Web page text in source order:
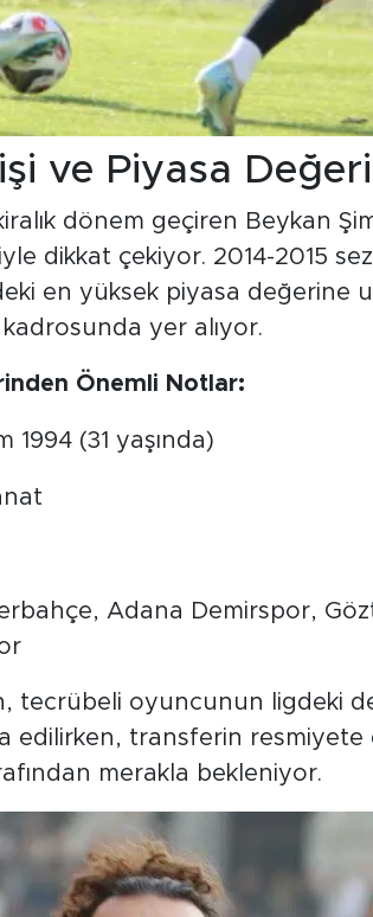
ve Piyasa Değeri
dönem geçiren Beykan
dikkat çekiyor. 2014-2015
en yüksek piyasa değerine
yer alıyor.
Önemli Notlar:
1994 (31 yaşında)
Adana Demirspor,
tecrübeli oyuncunun ligdeki
edilirken, transferin resmiyete
merakla bekleniyor.